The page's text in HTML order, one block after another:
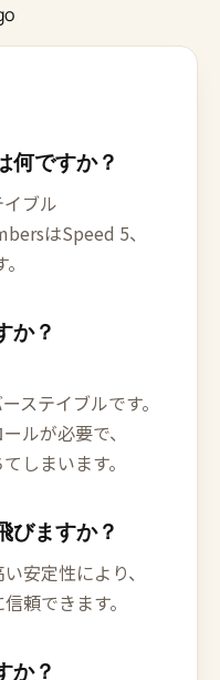
何ですか？
ブル
はSpeed 5、
か？
ステイブルです。
ルが必要で、
しまいます。
びますか？
安定性により、
頼できます。
か？